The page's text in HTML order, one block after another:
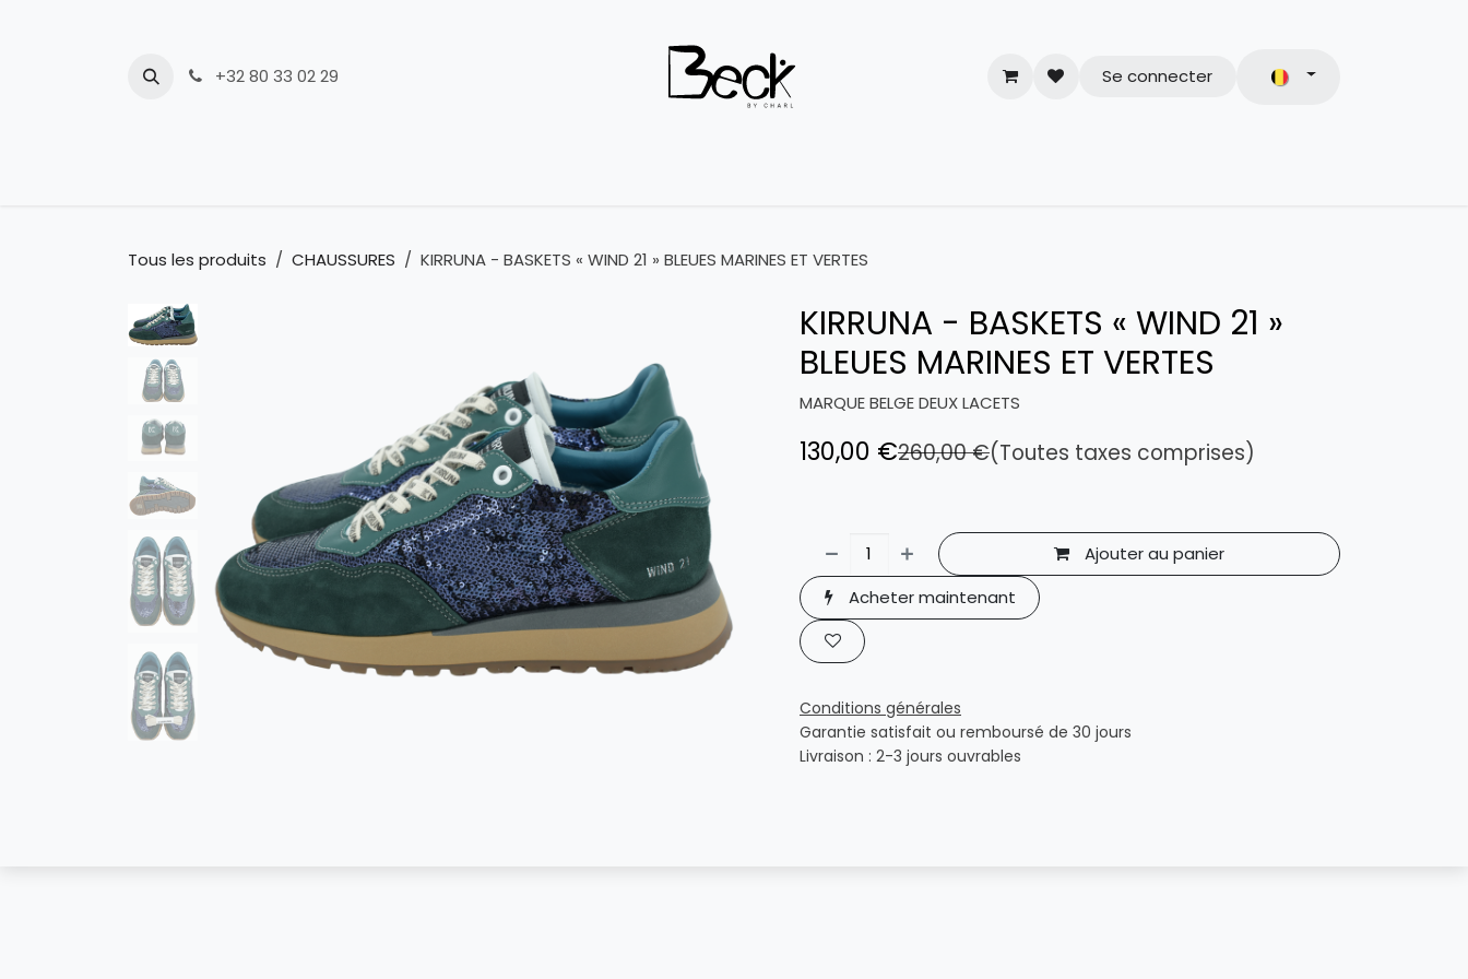
+32 80 33 02 29 Se connecter
Tous les produits CHAUSSURES KIRRUNA - BASKETS « WIND 21 » BLEUES MARINES ET VERTES
KIRRUNA - BASKETS « WIND 21 »
BLEUES MARINES ET VERTES
MARQUE BELGE DEUX LACETS
130,00 €260,00€(Toutes taxes comprises)
Ajouter au panier
Acheter maintenant
Conditions générales
Garantie satisfait ou remboursé de 30 jours
Livraison : 2-3 jours ouvrables